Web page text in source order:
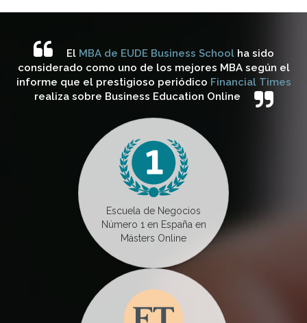
El MBA de EUDE Business Schoolha sido
considerado como uno de los mejores MBA según el
informe que el prestigioso periódico Financial Times
realiza sobre Business Education Online
Escuela de Negocios
Número 1 en España en
Másters Online